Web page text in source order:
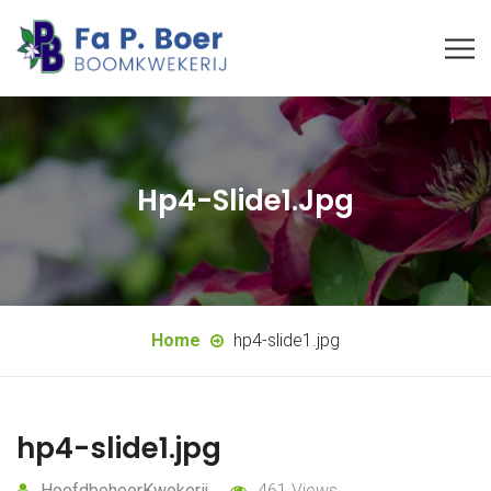
Hp4-Slide1.jpg
Home hp4-slide1.jpg
hp4-slide1.jpg